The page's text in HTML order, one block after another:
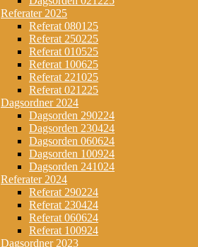
Referater 2025
Referat 080125
Referat 250225
Referat 010525
Referat 100625
Referat 221025
Referat 021225
Dagsordner 2024
Dagsorden 290224
Dagsorden 230424
Dagsorden 060624
Dagsorden 100924
Dagsorden 241024
Referater 2024
Referat 290224
Referat 230424
Referat 060624
Referat 100924
Dagsordner 2023